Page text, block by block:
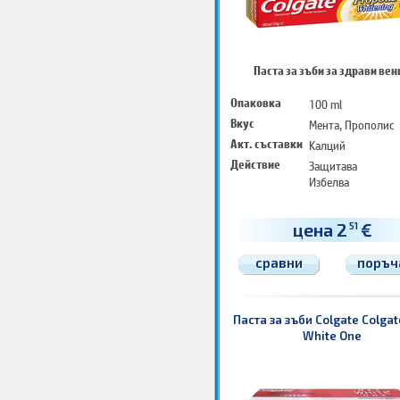
Паста за зъби за здрави
Опаковка
100 ml
Вкус
Мента, Прополис
Акт. съставки Калций
Действие
Защитава
Избелва
цена 2 51 €
сравни
Паста за зъби Colgate
White One